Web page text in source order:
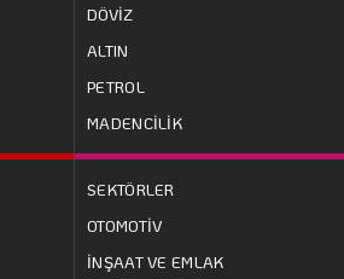
DÖVİZ
ALTIN
PETROL
MADENCİLİK
SEKTÖRLER
OTOMOTİV
İNŞAAT VE EMLAK